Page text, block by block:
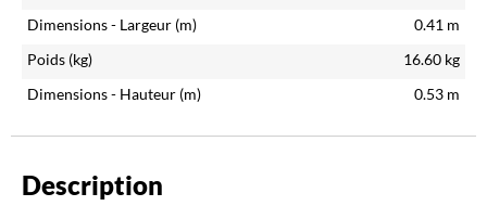
Dimensions - Largeur (m)
0.41 m
Poids (kg)
16.60 kg
Dimensions - Hauteur (m)
0.53 m
Description